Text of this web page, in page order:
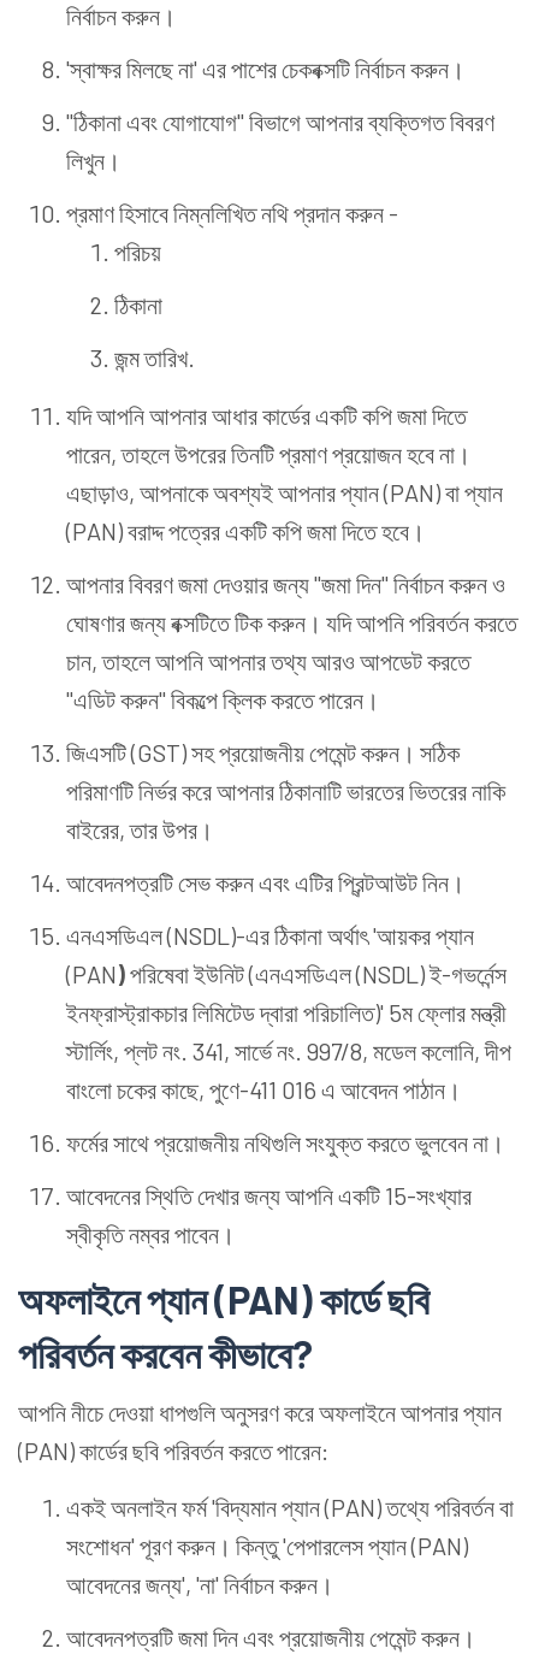
নির্বাচন করুন।
'স্বাক্ষর মিলছে না' এর পাশের চেকবক্সটি নির্বাচন করুন।
"ঠিকানা এবং যোগাযোগ" বিভাগে আপনার ব্যক্তিগত বিবরণ
লিখুন।
প্রমাণ হিসাবে নিম্নলিখিত নথি প্রদান করুন -
পরিচয়
ঠিকানা
জন্ম তারিখ.
যদি আপনি আপনার আধার কার্ডের একটি কপি জমা দিতে
পারেন, তাহলে উপরের তিনটি প্রমাণ প্রয়োজন হবে না।
এছাড়াও, আপনাকে অবশ্যই আপনার প্যান (PAN) বা প্যান
(PAN) বরাদ্দ পত্রের একটি কপি জমা দিতে হবে।
আপনার বিবরণ জমা দেওয়ার জন্য "জমা দিন" নির্বাচন করুন ও
ঘোষণার জন্য বক্সটিতে টিক করুন। যদি আপনি পরিবর্তন করতে
চান, তাহলে আপনি আপনার তথ্য আরও আপডেট করতে
"এডিট করুন" বিকল্পে ক্লিক করতে পারেন।
জিএসটি (GST) সহ প্রয়োজনীয় পেমেন্ট করুন। সঠিক
পরিমাণটি নির্ভর করে আপনার ঠিকানাটি ভারতের ভিতরের নাকি
বাইরের, তার উপর।
আবেদনপত্রটি সেভ করুন এবং এটির প্রিন্টআউট নিন।
এনএসডিএল (NSDL)-এর ঠিকানা অর্থাৎ 'আয়কর প্যান
(PAN)পরিষেবা ইউনিট (এনএসডিএল (NSDL) ই-গভর্নেন্স
ইনফ্রাস্ট্রাকচার লিমিটেড দ্বারা পরিচালিত)' 5ম ফ্লোর মন্ত্রী
স্টার্লিং, প্লট নং. 341, সার্ভে নং. 997/8, মডেল কলোনি, দীপ
বাংলো চকের কাছে, পুণে-411 016 এ আবেদন পাঠান।
ফর্মের সাথে প্রয়োজনীয় নথিগুলি সংযুক্ত করতে ভুলবেন না।
আবেদনের স্থিতি দেখার জন্য আপনি একটি 15-সংখ্যার
স্বীকৃতি নম্বর পাবেন।
অফলাইনে প্যান (PAN) কার্ডে ছবি
পরিবর্তন করবেন কীভাবে?
আপনি নীচে দেওয়া ধাপগুলি অনুসরণ করে অফলাইনে আপনার প্যান
(PAN) কার্ডের ছবি পরিবর্তন করতে পারেন:
একই অনলাইন ফর্ম 'বিদ্যমান প্যান (PAN) তথ্যে পরিবর্তন বা
সংশোধন' পূরণ করুন। কিন্তু 'পেপারলেস প্যান (PAN)
আবেদনের জন্য', 'না' নির্বাচন করুন।
আবেদনপত্রটি জমা দিন এবং প্রয়োজনীয় পেমেন্ট করুন।